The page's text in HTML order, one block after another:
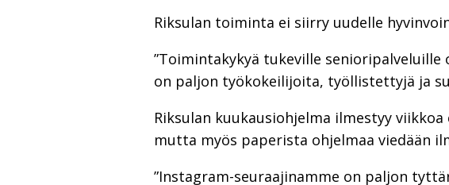
Riksulan toiminta ei siirry uudelle
”Toimintakykyä tukeville
on paljon työkokeilijoita, työllistettyjä ja
Riksulan kuukausiohjelma ilmestyy
mutta myös paperista ohjelmaa viedään
”Instagram-seuraajinamme on paljon